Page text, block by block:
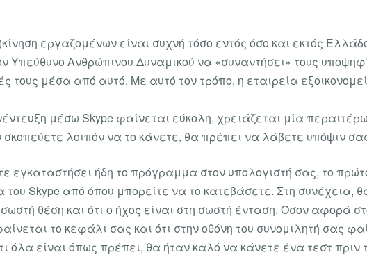
εργαζομένων είναι συχνή τόσο εντός όσο και εκτός
Υπεύθυνο Ανθρώπινου Δυναμικού να «συναντήσει» τους
τους μέσα από αυτό. Με αυτό τον τρόπο, η εταιρεία
μέσω Skype φαίνεται εύκολη, χρειάζεται μία
λοιπόν να το κάνετε, θα πρέπει να λάβετε υπόψιν
εγκαταστήσει ήδη το πρόγραμμα στον υπολογιστή σας, το
του Skype από όπου μπορείτε να το κατεβάσετε. Στη συνέχεια,
θέση και ότι ο ήχος είναι στη σωστή ένταση. Όσον αφορά
το κεφάλι σας και ότι στην οθόνη του συνομιλητή σας
όλα είναι όπως πρέπει, θα ήταν καλό να κάνετε ένα τεστ πριν